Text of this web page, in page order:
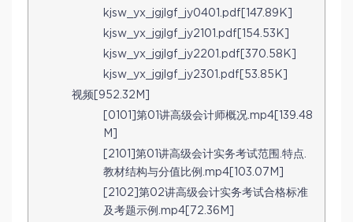
kjsw_yx_jgjlgf_jy0401.pdf[147.89K]
kjsw_yx_jgjlgf_jy2101.pdf[154.53K]
kjsw_yx_jgjlgf_jy2201.pdf[370.58K]
kjsw_yx_jgjlgf_jy2301.pdf[53.85K]
视频[952.32M]
[0101]第01讲高级会计师概况.mp4[139.48
M]
[2101]第01讲高级会计实务考试范围.特点.
教材结构与分值比例.mp4[103.07M]
[2102]第02讲高级会计实务考试合格标准
及考题示例.mp4[72.36M]